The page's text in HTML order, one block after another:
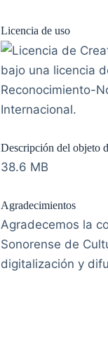
Licencia de uso
bajo una licencia
Reconocimiento-
Internacional.
Descripción del objeto
38.6 MB
Agradecimientos
Agradecemos la
Sonorense de
digitalización y